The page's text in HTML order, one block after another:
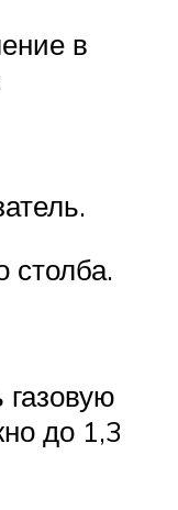
в
столба.
газовую
до 1,3